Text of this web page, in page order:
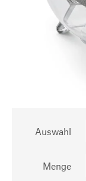
Auswahl
Menge